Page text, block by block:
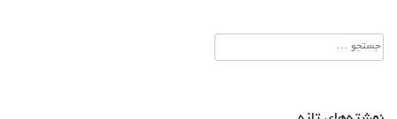
جستجو
برای: